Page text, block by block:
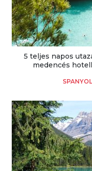
5 teljes napos
medencés